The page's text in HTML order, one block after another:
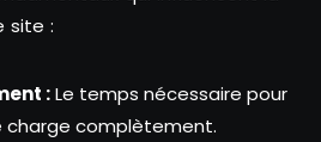
site :
:Le temps nécessaire pour
charge complètement.